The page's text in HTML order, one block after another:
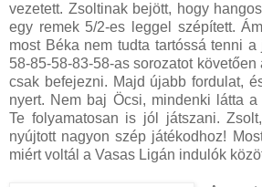
vezetett. Zsoltinak bejött, hogy
egy remek 5/2-es leggel szépített.
most Béka nem tudta tartóssá tenni
58-85-58-83-58-as sorozatot
csak befejezni. Majd újabb fordulat,
nyert. Nem baj Öcsi, mindenki látta
Te folyamatosan is jól játszani.
nyújtott nagyon szép játékodhoz!
miért voltál a Vasas Ligán indulók